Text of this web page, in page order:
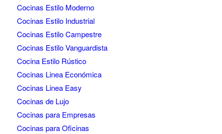
Cocinas Estilo Moderno
Cocinas Estilo Industrial
Cocinas Estilo Campestre
Cocinas Estilo Vanguardista
Cocina Estilo Rústico
Cocinas Linea Económica
Cocinas Linea Easy
Cocinas de Lujo
Cocinas para Empresas
Cocinas para Oficinas